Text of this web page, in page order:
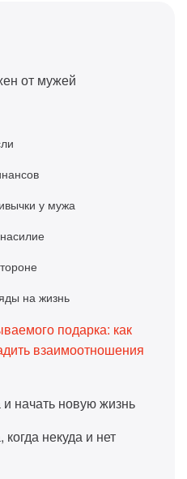
от мужей
у мужа
на жизнь
подарка: как
взаимоотношения
и начать новую жизнь
некуда и нет